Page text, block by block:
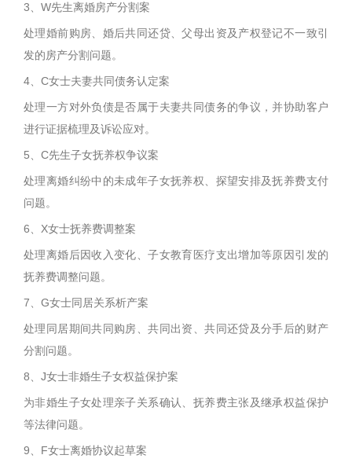
3、W先生离婚房产分割案
处理婚前购房、婚后共同还贷、父母出资及产权登记不一致引
发的房产分割问题。
4、C女士夫妻共同债务认定案
处理一方对外负债是否属于夫妻共同债务的争议，并协助客户
进行证据梳理及诉讼应对。
5、C先生子女抚养权争议案
处理离婚纠纷中的未成年子女抚养权、探望安排及抚养费支付
问题。
6、X女士抚养费调整案
处理离婚后因收入变化、子女教育医疗支出增加等原因引发的
抚养费调整问题。
7、G女士同居关系析产案
处理同居期间共同购房、共同出资、共同还贷及分手后的财产
分割问题。
8、J女士非婚生子女权益保护案
为非婚生子女处理亲子关系确认、抚养费主张及继承权益保护
等法律问题。
9、F女士离婚协议起草案